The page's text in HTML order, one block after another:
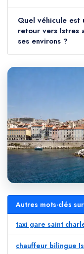
Quel véhicule
retour vers Istres
ses environs ?
Autres mots-clés
taxi gare saint
chauffeur bilingue